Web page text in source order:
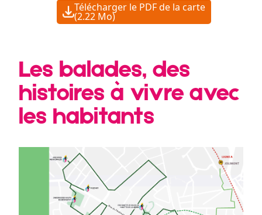
Télécharger le PDF de la carte
(2.22 Mo)
Les balades, des
histoires à vivre avec
les habitants